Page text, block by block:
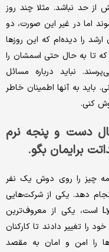
از حد نباشد. مثلا چند روز
اما در غیر این صورت، دو
را دیده‌ام که این روزها
که تا به حال حتی اسمشان را
نباید درباره مسائل
باید به آنها اطمینان خاطر
کنی.
دست و پنجه نرم
برایمان بگو.
چیز را روی دوش یک نفر
دهد. یکی از شرکت‌هایی
که من را سخت تحت تاثیر قرار داد، Lyft است، یکی از معروف‌ترین
را تغییر دادند تا کارکنان
را امن و امان به مقصد